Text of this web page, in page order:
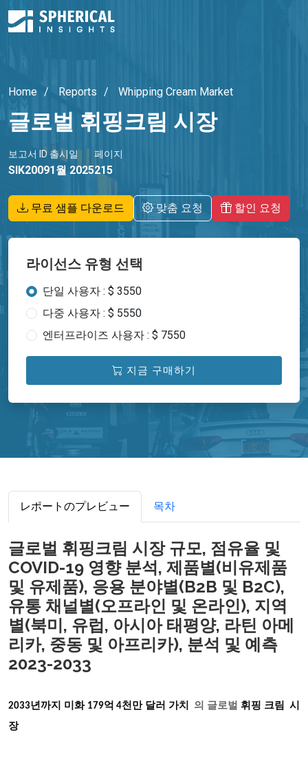
Home Reports Whipping Cream Market
글로벌 휘핑크림 시장
보고서 ID
SIK2009
출시일
1월 2025
페이지
215
무료 샘플 다운로드 맞춤 요청 할인 요청
라이선스 유형 선택
단일 사용자 : $ 3550
다중 사용자 : $ 5550
엔터프라이즈 사용자 : $ 7550
지금 구매하기
レポートのプレビュー 목차
글로벌 휘핑크림 시장 규모, 점유율 및
COVID-19 영향 분석, 제품별(비유제품
및 유제품), 응용 분야별(B2B 및 B2C),
유통 채널별(오프라인 및 온라인), 지역
별(북미, 유럽, 아시아 태평양, 라틴 아메
리카, 중동 및 아프리카), 분석 및 예측
2023-2033
2033년까지 미화 179억 4천만 달러 가치 의 글로벌 휘핑 크림 시
장